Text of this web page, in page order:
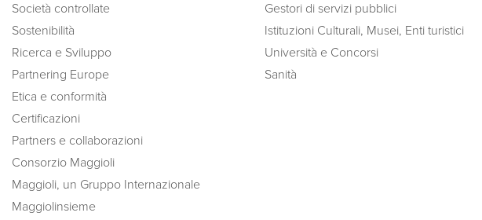
Società controllate
Sostenibilità
Ricerca e Sviluppo
Partnering Europe
Etica e conformità
Certificazioni
Partners e collaborazioni
Consorzio Maggioli
Maggioli, un Gruppo Internazionale
Maggiolinsieme
Gestori di servizi pubblici
Istituzioni Culturali, Musei, Enti turistici
Università e Concorsi
Sanità